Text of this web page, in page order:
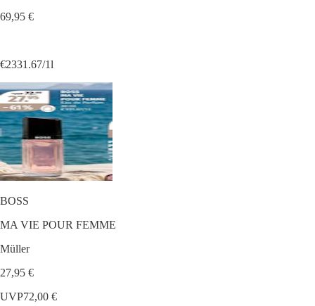
69,95 €
€2331.67/1l
BOSS
MA VIE POUR FEMME
Müller
27,95 €
UVP72,00 €